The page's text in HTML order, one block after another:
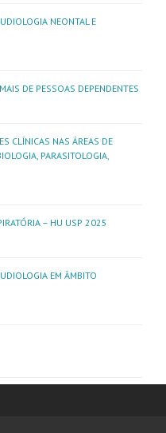
NEONTAL E
DE PESSOAS DEPENDENTES
CLÍNICAS NAS ÁREAS DE
PARASITOLOGIA,
– HU USP 2025
EM ÂMBITO